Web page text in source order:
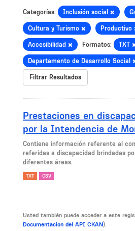
Categorías: Inclusión social
Cultura y Turismo Productivo
Accesibilidad Formatos: TXT
Departamento de Desarrollo Social
Filtrar Resultados
Prestaciones en
por la Intendencia de
Contiene información referente al
referidas a discapacidad brindadas
diferentes áreas.
TXT CSV
Usted también puede acceder a este
Documentacion del API CKAN).